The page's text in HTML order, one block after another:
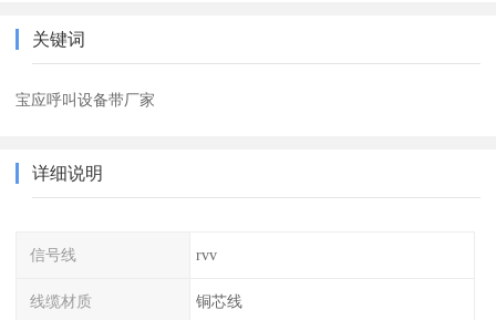
关键词
宝应呼叫设备带厂家
详细说明
信号线 rvv
线缆材质 铜芯线